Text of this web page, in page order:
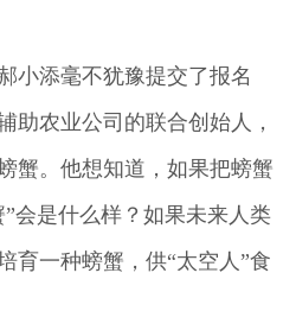
添毫不犹豫提交了报名
助农业公司的联合创始人，
蟹。他想知道，如果把螃蟹
会是什么样？如果未来人类
育一种螃蟹，供“太空人”食